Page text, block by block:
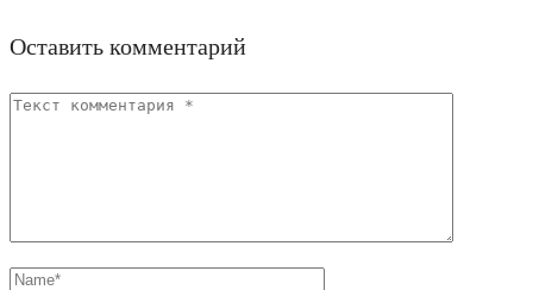
Оставить комментарий